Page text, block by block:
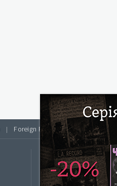
| Foreign Rights |
Інтернет-
46018, м. Тернопіль, А/